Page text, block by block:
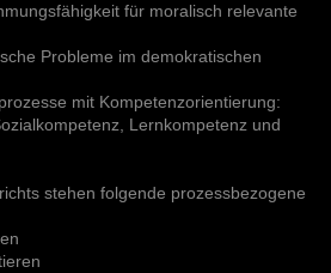
für moralisch relevante
Probleme im demokratischen
mit Kompetenzorientierung:
Lernkompetenz und
stehen folgende prozessbezogene